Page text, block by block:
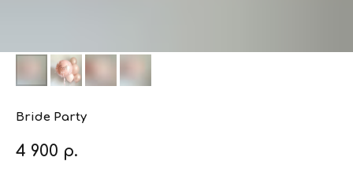
Bride Party
4 900 р.